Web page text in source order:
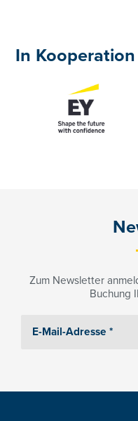
In
Zum Newsletter
Buchung